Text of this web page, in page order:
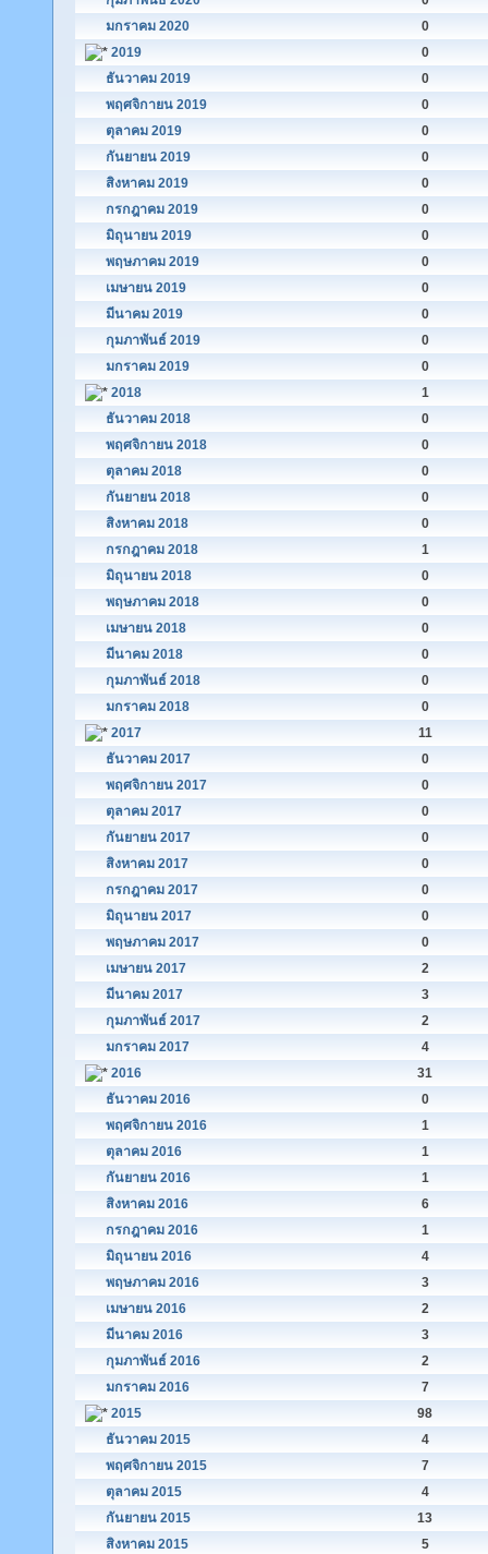
มกราคม 2020
0
2019
0
ธันวาคม 2019
0
พฤศจิกายน 2019
0
ตุลาคม 2019
0
กันยายน 2019
0
สิงหาคม 2019
0
กรกฎาคม 2019
0
มิถุนายน 2019
0
พฤษภาคม 2019
0
เมษายน 2019
0
มีนาคม 2019
0
กุมภาพันธ์ 2019
0
มกราคม 2019
0
2018
1
ธันวาคม 2018
0
พฤศจิกายน 2018
0
ตุลาคม 2018
0
กันยายน 2018
0
สิงหาคม 2018
0
กรกฎาคม 2018
1
มิถุนายน 2018
0
พฤษภาคม 2018
0
เมษายน 2018
0
มีนาคม 2018
0
กุมภาพันธ์ 2018
0
มกราคม 2018
0
2017
11
ธันวาคม 2017
0
พฤศจิกายน 2017
0
ตุลาคม 2017
0
กันยายน 2017
0
สิงหาคม 2017
0
กรกฎาคม 2017
0
มิถุนายน 2017
0
พฤษภาคม 2017
0
เมษายน 2017
2
มีนาคม 2017
3
กุมภาพันธ์ 2017
2
มกราคม 2017
4
2016
31
ธันวาคม 2016
0
พฤศจิกายน 2016
1
ตุลาคม 2016
1
กันยายน 2016
1
สิงหาคม 2016
6
กรกฎาคม 2016
1
มิถุนายน 2016
4
พฤษภาคม 2016
3
เมษายน 2016
2
มีนาคม 2016
3
กุมภาพันธ์ 2016
2
มกราคม 2016
7
2015
98
ธันวาคม 2015
4
พฤศจิกายน 2015
7
ตุลาคม 2015
4
กันยายน 2015
13
สิงหาคม 2015
5